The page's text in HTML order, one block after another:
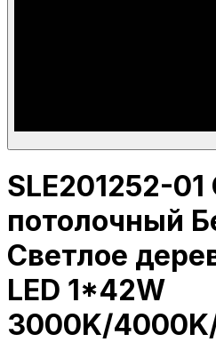
SLE201252-
потолочный
Светлое
LED 1*42W
3000K/